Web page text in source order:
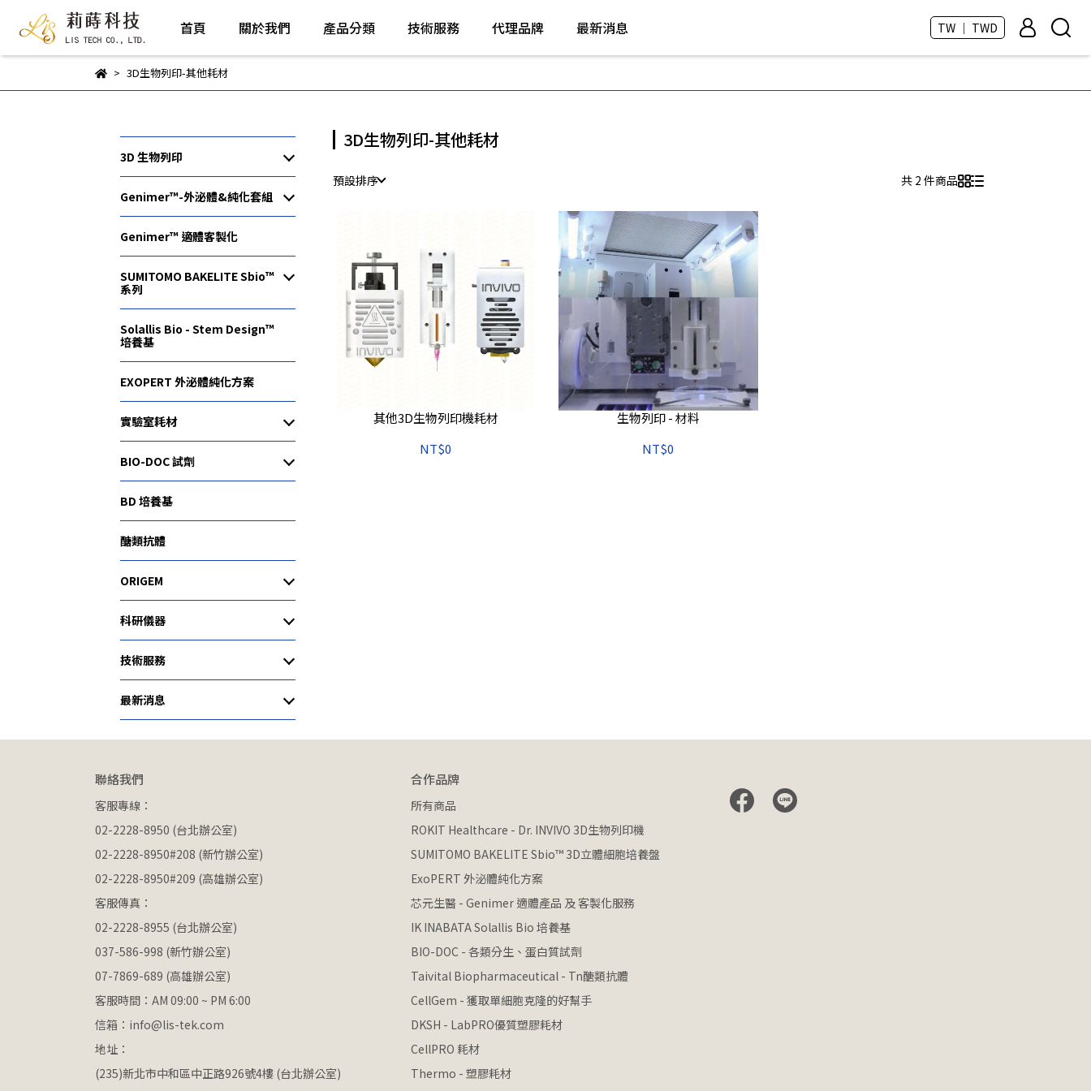
首頁 關於我們 產品分類 技術服務 代理品牌 最新消息 TW ｜ TWD
3D生物列印-其他耗材
3D 生物列印
Genimer™-外泌體&純化套組
Genimer™ 適體客製化
SUMITOMO BAKELITE Sbio™
系列
Solallis Bio - Stem Design™︎
培養基
EXOPERT 外泌體純化方案
實驗室耗材
BIO-DOC 試劑
BD 培養基
醣類抗體
ORIGEM
科研儀器
技術服務
最新消息
3D生物列印-其他耗材
預設排序 共 2 件商品
其他3D生物列印機耗材
NT$0
生物列印 - 材料
NT$0
聯絡我們
客服專線：
02-2228-8950 (台北辦公室)
02-2228-8950#208 (新竹辦公室)
02-2228-8950#209 (高雄辦公室)
客服傳真：
02-2228-8955 (台北辦公室)
037-586-998 (新竹辦公室)
07-7869-689 (高雄辦公室)
客服時間：AM 09:00 ~ PM 6:00
信箱：info@lis-tek.com
地址：
(235)新北市中和區中正路926號4樓 (台北辦公室)
合作品牌
所有商品
ROKIT Healthcare - Dr. INVIVO 3D生物列印機
SUMITOMO BAKELITE Sbio™ 3D立體細胞培養盤
ExoPERT 外泌體純化方案
芯元生醫 - Genimer 適體產品 及 客製化服務
IK INABATA Solallis Bio 培養基
BIO-DOC - 各類分生、蛋白質試劑
Taivital Biopharmaceutical - Tn醣類抗體
CellGem - 獲取單細胞克隆的好幫手
DKSH - LabPRO優質塑膠耗材
CellPRO 耗材
Thermo - 塑膠耗材